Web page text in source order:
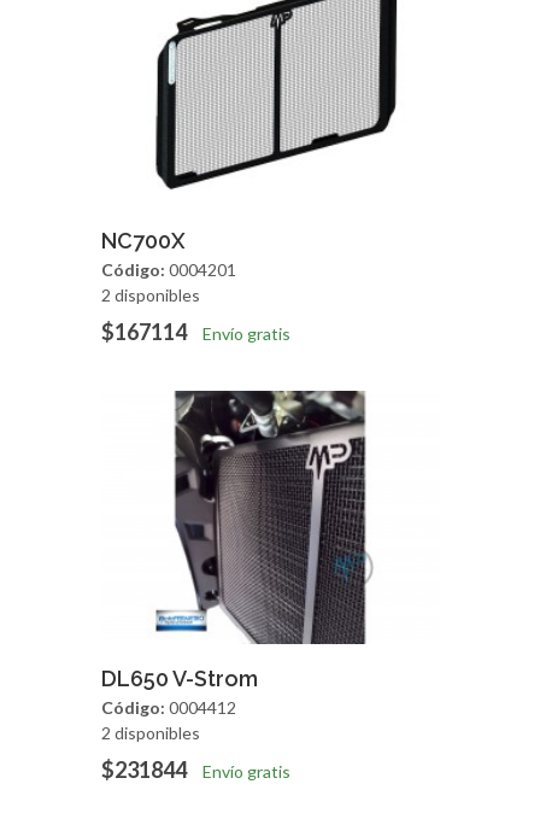
Agregar
NC700X
Código: 0004201
2 disponibles
$167114 Envío gratis
Agregar
DL650 V-Strom
Código: 0004412
2 disponibles
$231844 Envío gratis